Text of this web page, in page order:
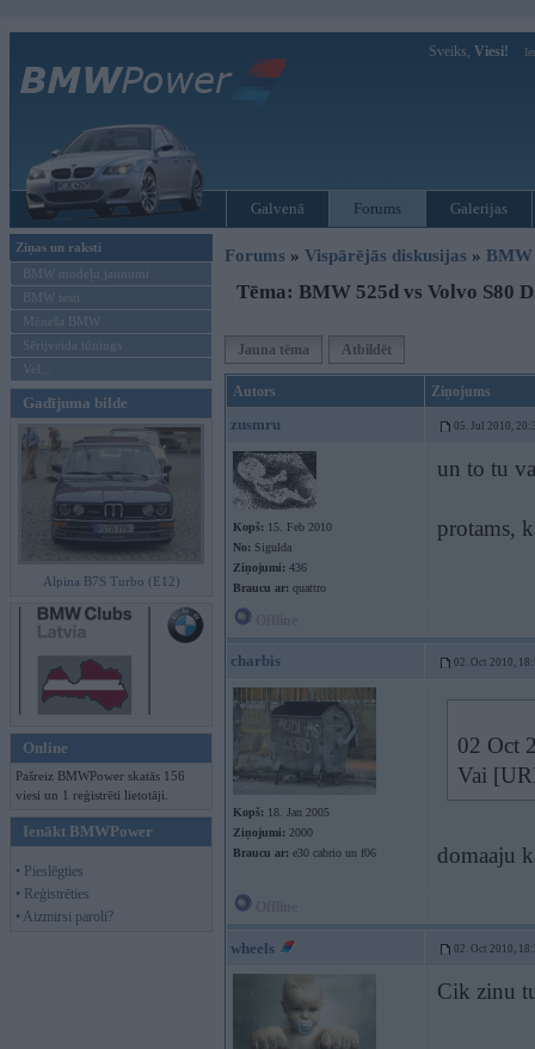
Sveiks, Viesi!
Galvenā Forums Galerijas
Ziņas un raksti
BMW modeļu jaunumi
BMW testi
Mēneša BMW
Sērijveida tūnings
Vel...
Gadījuma bilde
Alpina B7S Turbo (E12)
Online
Pašreiz BMWPower skatās 156
viesi un 1 reģistrēti lietotāji.
Ienākt BMWPower
• Pieslēgties
• Reģistrēties
• Aizmirsi paroli?
Forums » Vispārējās diskusijas »
Tēma: BMW 525d vs Volvo S80
Jauna tēma Atbildēt
Autors Ziņojums
zusmru 05. Jul 2010,
Kopš: 15. Feb 2010
No: Sigulda
Ziņojumi: 436
Braucu ar: quattro
un to tu
protams,
charbis 02. Oct 2010,
Kopš: 18. Jan 2005
Ziņojumi: 2000
Braucu ar: e30 cabrio un f06
02 Oct
Vai
domaaju
wheels 02. Oct 2010,
Cik zinu